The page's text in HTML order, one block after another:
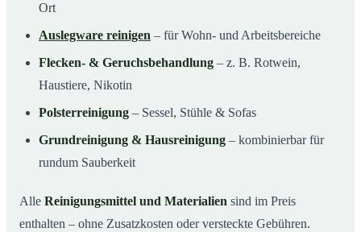
Ort
Auslegware reinigen – für Wohn- und Arbeitsbereiche
Flecken- & Geruchsbehandlung – z. B. Rotwein,
Haustiere, Nikotin
Polsterreinigung – Sessel, Stühle & Sofas
Grundreinigung & Hausreinigung – kombinierbar für
rundum Sauberkeit
Alle Reinigungsmittel und Materialien sind im Preis
enthalten – ohne Zusatzkosten oder versteckte Gebühren.